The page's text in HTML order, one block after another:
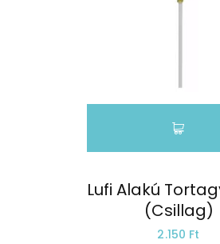
Lufi Alakú
(Csillag)
2.150 Ft